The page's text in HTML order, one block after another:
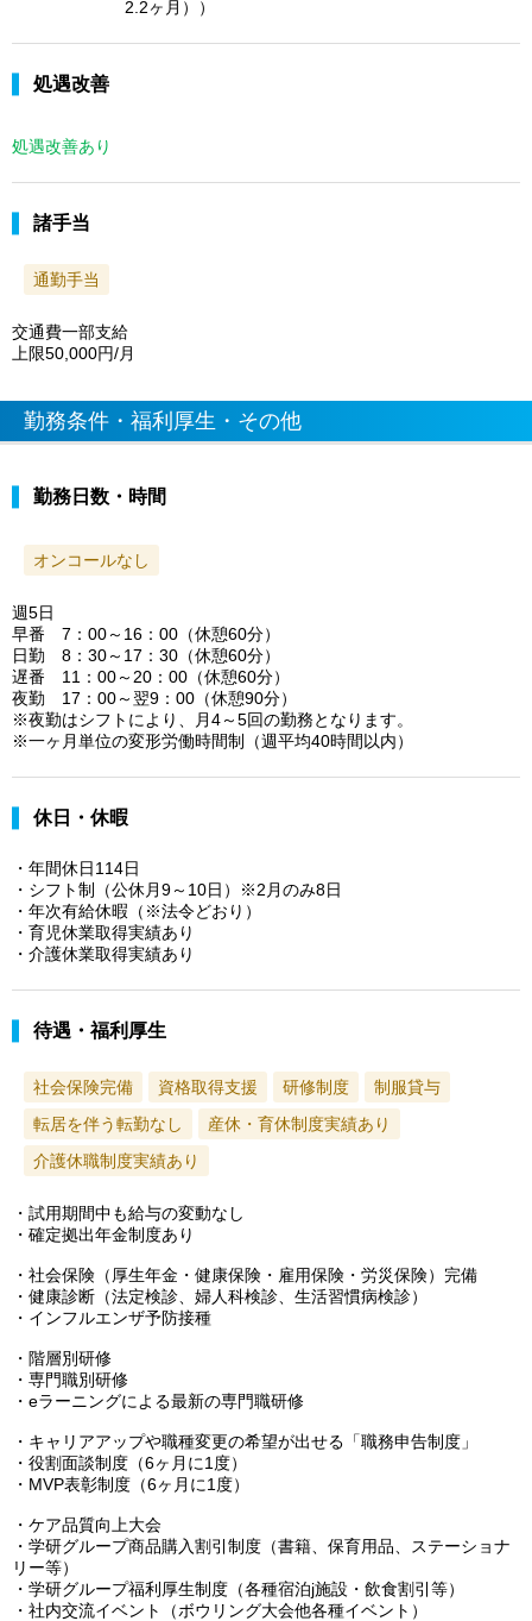
2.2ヶ月））
処遇改善
処遇改善あり
諸手当
通勤手当
交通費一部支給
上限50,000円/月
勤務条件・福利厚生・その他
勤務日数・時間
オンコールなし
週5日
早番 7：00～16：00（休憩60分）
日勤 8：30～17：30（休憩60分）
遅番 11：00～20：00（休憩60分）
夜勤 17：00～翌9：00（休憩90分）
※夜勤はシフトにより、月4～5回の勤務となります。
※一ヶ月単位の変形労働時間制（週平均40時間以内）
休日・休暇
・年間休日114日
・シフト制（公休月9～10日）※2月のみ8日
・年次有給休暇（※法令どおり）
・育児休業取得実績あり
・介護休業取得実績あり
待遇・福利厚生
社会保険完備 資格取得支援 研修制度
制服貸与
転居を伴う転勤なし
産休・育休制度実績あり
介護休職制度実績あり
・試用期間中も給与の変動なし
・確定拠出年金制度あり
・社会保険（厚生年金・健康保険・雇用保険・労災保険）完備
・健康診断（法定検診、婦人科検診、生活習慣病検診）
・インフルエンザ予防接種
・階層別研修
・専門職別研修
・eラーニングによる最新の専門職研修
・キャリアアップや職種変更の希望が出せる「職務申告制度」
・役割面談制度（6ヶ月に1度）
・MVP表彰制度（6ヶ月に1度）
・ケア品質向上大会
・学研グループ商品購入割引制度（書籍、保育用品、ステーショナ
リー等）
・学研グループ福利厚生制度（各種宿泊j施設・飲食割引等）
・社内交流イベント（ボウリング大会他各種イベント）